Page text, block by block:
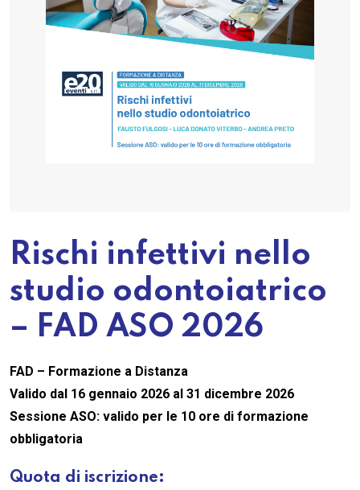
Rischi infettivi nello
studio odontoiatrico
– FAD ASO 2026
FAD – Formazione a Distanza
Valido dal 16 gennaio 2026 al 31 dicembre 2026
Sessione ASO: valido per le 10 ore di formazione
obbligatoria
Quota di iscrizione: